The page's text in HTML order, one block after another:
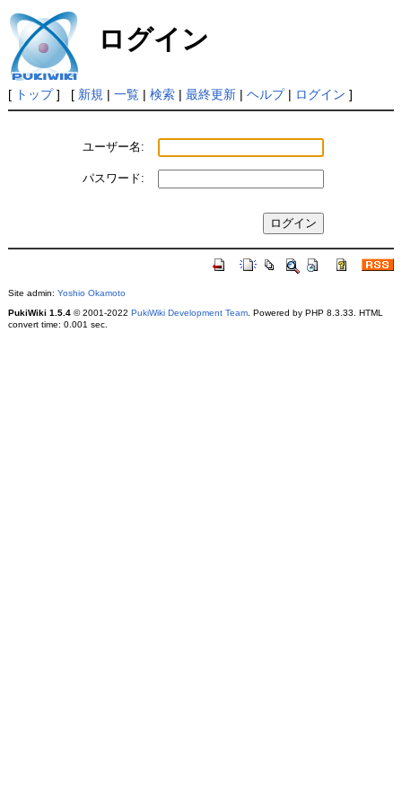
ログイン
[ トップ] [ 新規 | 一覧| 検索| 最終更新| ヘルプ| ログイン ]
ユーザー名:
パスワード:
Site admin: Yoshio Okamoto
PukiWiki 1.5.4© 2001-2022 PukiWiki Development Team. Powered by PHP 8.3.33. HTML
convert time: 0.001 sec.